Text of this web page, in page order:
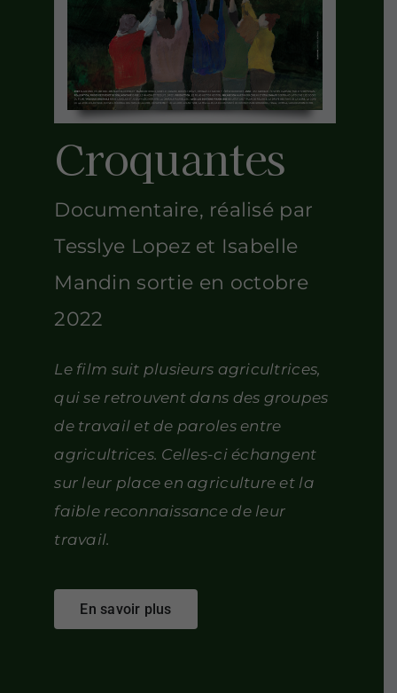
Croquantes
Documentaire, réalisé par
Tesslye Lopez et Isabelle
Mandin sortie en octobre
2022
Le film suit plusieurs agricultrices,
qui se retrouvent dans des groupes
de travail et de paroles entre
agricultrices. Celles-ci échangent
sur leur place en agriculture et la
faible reconnaissance de leur
travail.
En savoir plus